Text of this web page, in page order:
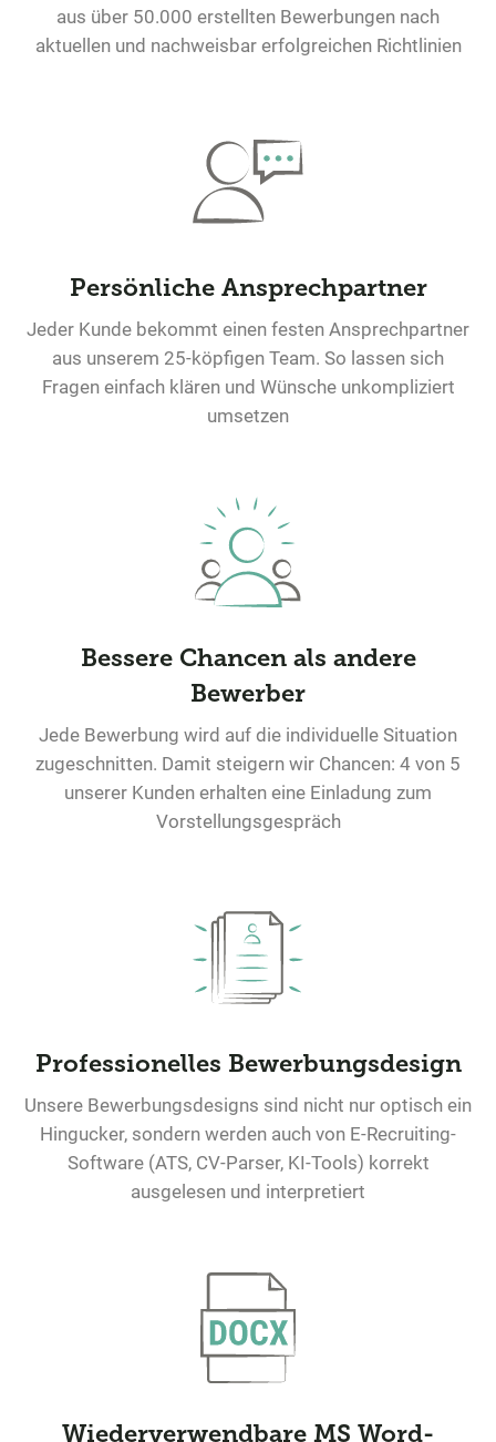
aus über 50.000 erstellten Bewerbungen nach
aktuellen und nachweisbar erfolgreichen Richtlinien
Persönliche Ansprechpartner
Jeder Kunde bekommt einen festen Ansprechpartner
aus unserem 25-köpfigen Team. So lassen sich
Fragen einfach klären und Wünsche unkompliziert
umsetzen
Bessere Chancen als andere
Bewerber
Jede Bewerbung wird auf die individuelle Situation
zugeschnitten. Damit steigern wir Chancen: 4 von 5
unserer Kunden erhalten eine Einladung zum
Vorstellungsgespräch
Professionelles Bewerbungsdesign
Unsere Bewerbungsdesigns sind nicht nur optisch ein
Hingucker, sondern werden auch von E-Recruiting-
Software (ATS, CV-Parser, KI-Tools) korrekt
ausgelesen und interpretiert
Wiederverwendbare MS Word-